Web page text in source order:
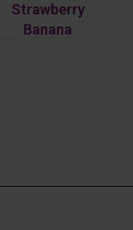
Strawberry
Banana